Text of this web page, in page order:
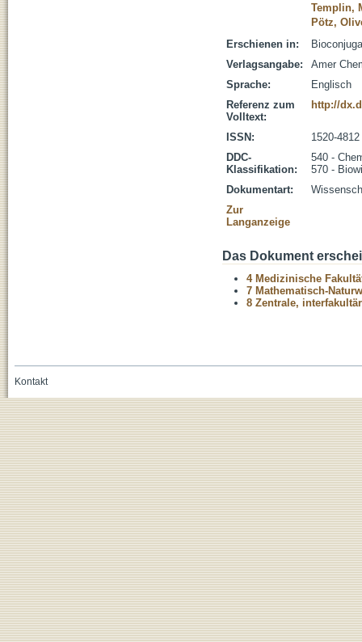
Templin,
Pötz,
Erschienen in:
Verlagsangabe:
Amer
Sprache:
Englisch
Referenz zum
Volltext:
http://
ISSN:
1520-4812
DDC-
Klassifikation:
540 -
570 -
Dokumentart:
Zur
Langanzeige
Das Dokument
4 Medizinische
7 Mathematisch-
8 Zentrale,
Kontakt